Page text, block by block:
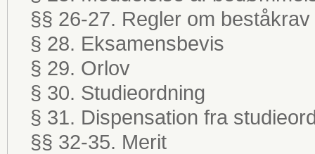
§§ 26-27. Regler om
§ 28. Eksamensbevis
§ 29. Orlov
§ 30. Studieordning
§ 31. Dispensation fra
§§ 32-35. Merit